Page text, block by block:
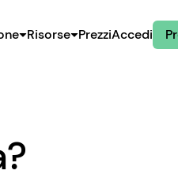
Risorse PrezziAccedi